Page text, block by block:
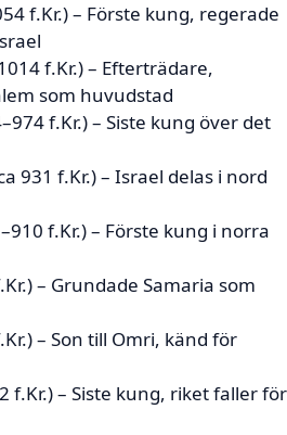
f.Kr.) – Förste kung, regerade
f.Kr.) – Efterträdare,
som huvudstad
f.Kr.) – Siste kung över det
931 f.Kr.) – Israel delas i nord
f.Kr.) – Förste kung i norra
– Grundade Samaria som
– Son till Omri, känd för
f.Kr.) – Siste kung, riket faller för